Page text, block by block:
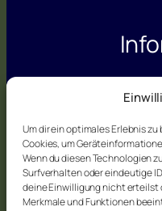
Um dir ein optimales Erlebnis
Cookies, um
Wenn du diesen Technologien
Surfverhalten oder eindeutige
deine Einwilligung nicht
Merkmale und Funktionen